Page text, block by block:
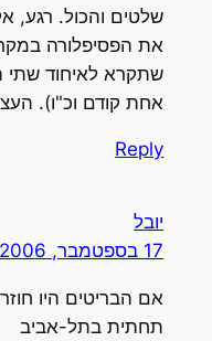
שלטים והכול. רגע,
את הפסיפלורה
שתקרא לאיחוד שתי
אחת קודם וכ"ו).
Reply
יובל
17 בספטמבר, 2006
אם הבריטים היו
תחתית בתל-אביב